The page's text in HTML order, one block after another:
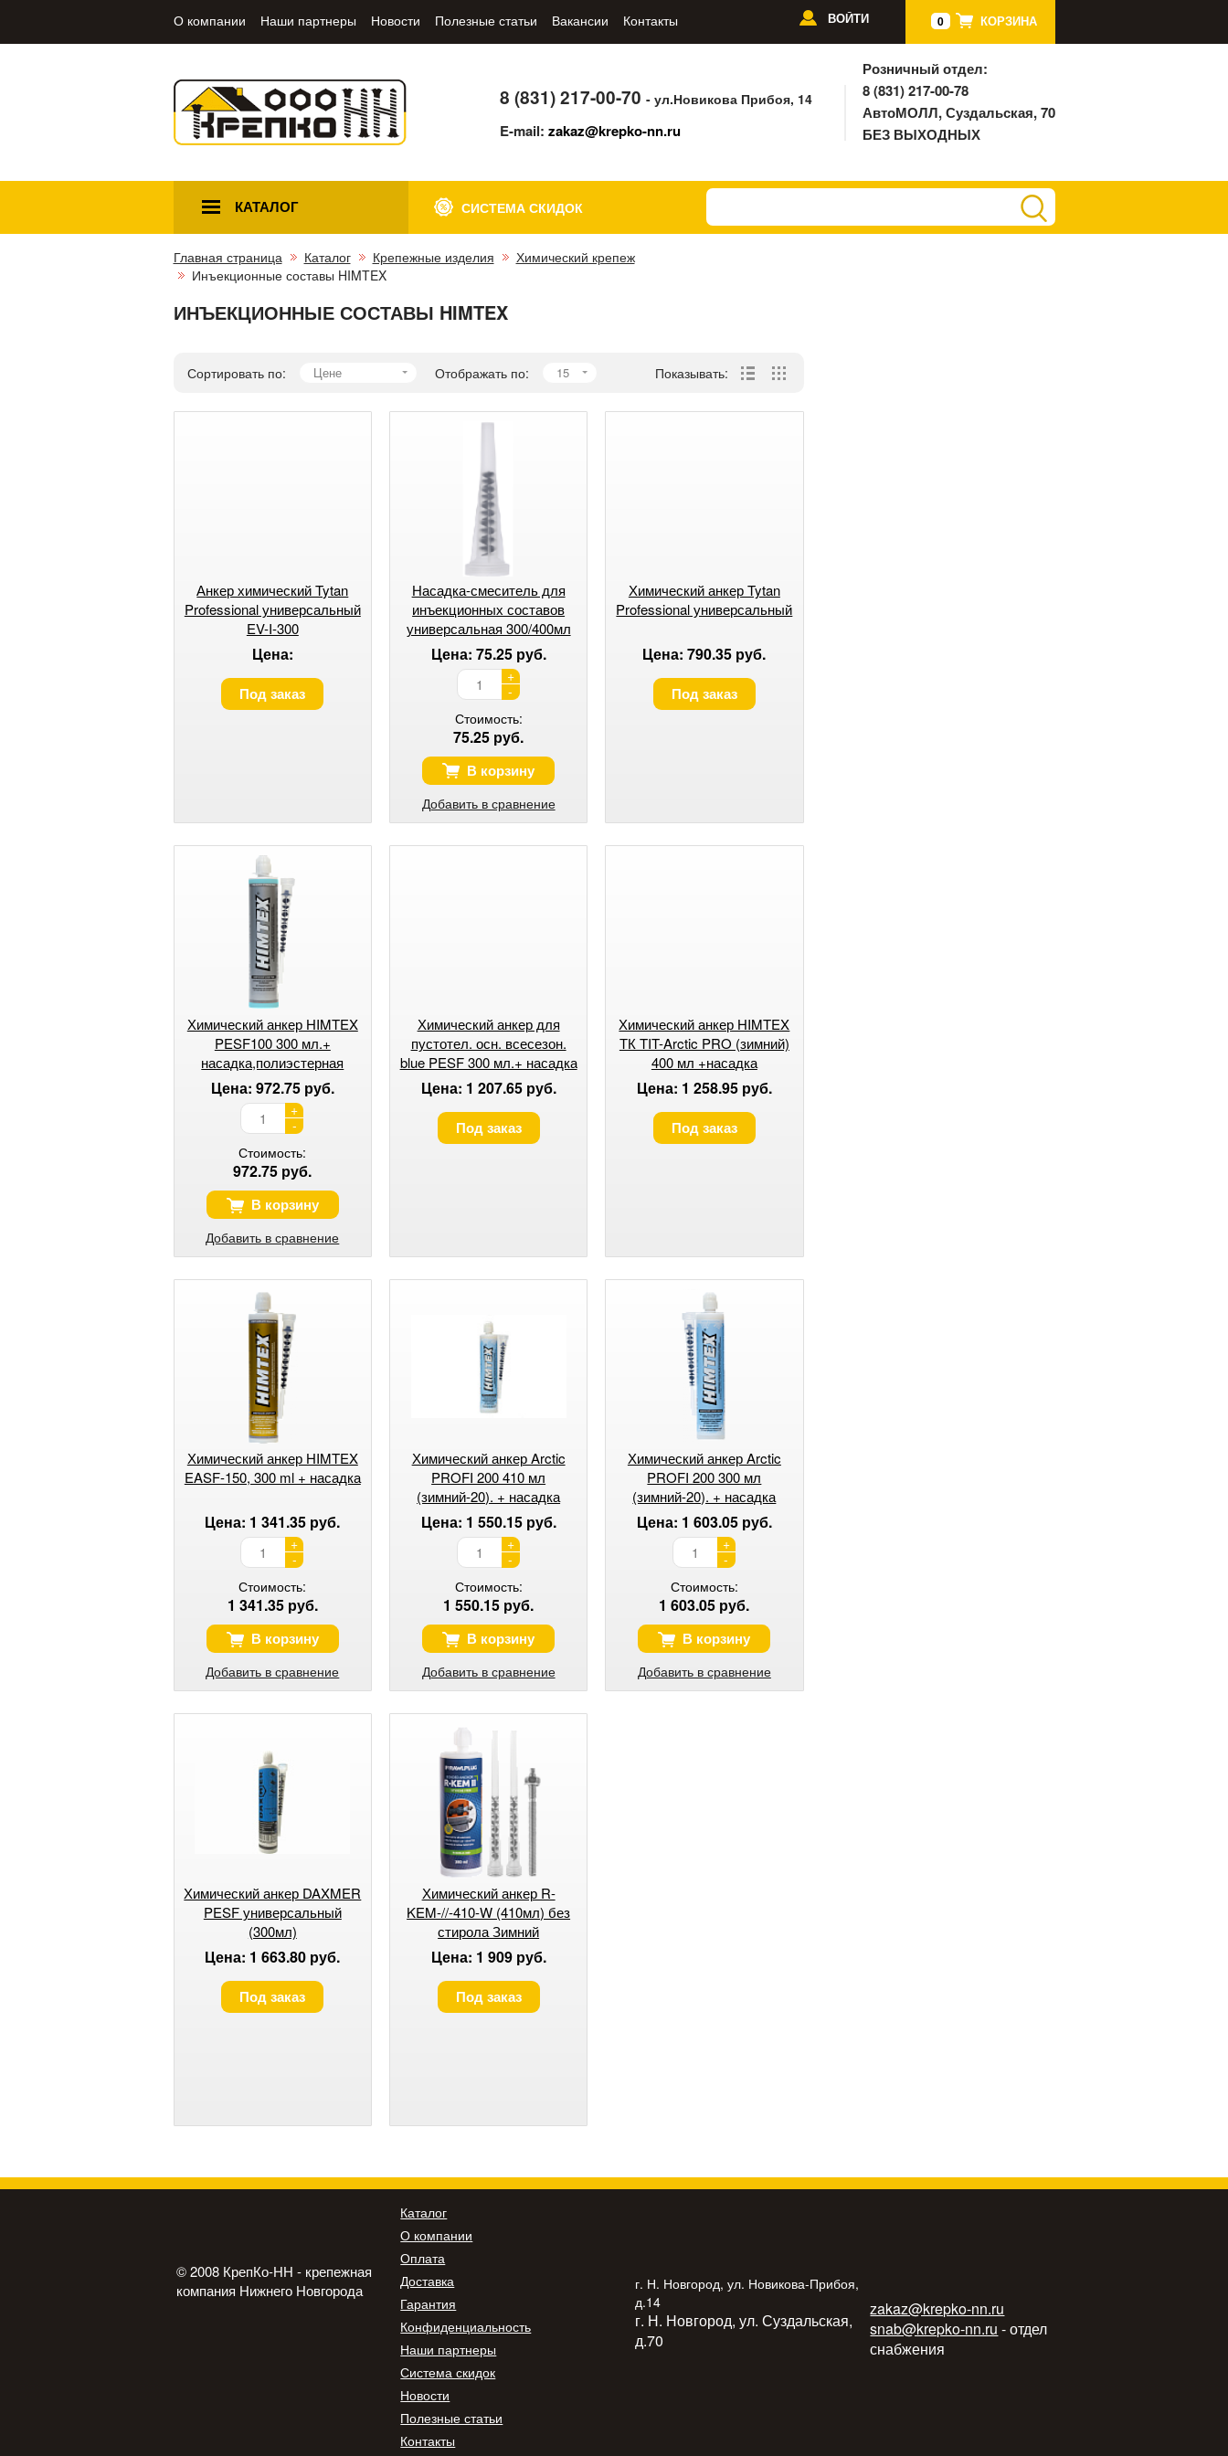
О компании Наши партнеры Новости Полезные статьи Вакансии Контакты 0 КОРЗИНА
ВОЙТИ
8 (831) 217-00-70- ул.Новикова Прибоя, 14
E-mail:zakaz@krepko-nn.ru
Розничный отдел:
8 (831) 217-00-78
АвтоМОЛЛ, Суздальская, 70
БЕЗ ВЫХОДНЫХ
КАТАЛОГ СИСТЕМА СКИДОК
Главная страница Каталог Крепежные изделия
Химический крепеж
Инъекционные составы HIMTEX
ИНЪЕКЦИОННЫЕ СОСТАВЫ HIMTEX
Сортировать по: Цене Отображать по: 15 Показывать:
Анкер химический Tytan
Professional универсальный
EV-I-300
Цена:
Под заказ
Насадка-смеситель для
инъекционных составов
универсальная 300/400мл
Цена: 75.25 руб.
+
-
Стоимость:
75.25 руб.
В корзину
Добавить в сравнение
Химический анкер Tytan
Professional универсальный
Цена: 790.35 руб.
Под заказ
Химический анкер HIMTEX
PESF100 300 мл.+
насадка,полиэстерная
смола,оптимален для
пустотелых осн.
Цена: 972.75 руб.
+
-
Стоимость:
972.75 руб.
В корзину
Добавить в сравнение
Химический анкер для
пустотел. осн. всесезон.
blue PESF 300 мл.+ насадка
Цена: 1 207.65 руб.
Под заказ
Химический анкер HIMTEX
ТК TIT-Arctic PRO (зимний)
400 мл +насадка
Цена: 1 258.95 руб.
Под заказ
Химический анкер HIMTEX
EASF-150, 300 ml + насадка
Цена: 1 341.35 руб.
+
-
Стоимость:
1 341.35 руб.
В корзину
Добавить в сравнение
Химический анкер Arctic
PROFI 200 410 мл
(зимний-20). + насадка
Цена: 1 550.15 руб.
+
-
Стоимость:
1 550.15 руб.
В корзину
Добавить в сравнение
Химический анкер Arctic
PROFI 200 300 мл
(зимний-20). + насадка
Цена: 1 603.05 руб.
+
-
Стоимость:
1 603.05 руб.
В корзину
Добавить в сравнение
Химический анкер DAXMER
PESF универсальный
(300мл)
Цена: 1 663.80 руб.
Под заказ
Химический анкер R-
KEM-//-410-W (410мл) без
стирола Зимний
Цена: 1 909 руб.
Под заказ
© 2008 КрепКо-НН - крепежная
компания Нижнего Новгорода
Каталог
О компании
Оплата
Доставка
Гарантия
Конфиденциальность
Наши партнеры
Система скидок
Новости
Полезные статьи
Контакты
г. Н. Новгород, ул. Новикова-Прибоя,
д.14
г. Н. Новгород, ул. Суздальская,
д.70
zakaz@krepko-nn.ru
snab@krepko-nn.ru - отдел
снабжения